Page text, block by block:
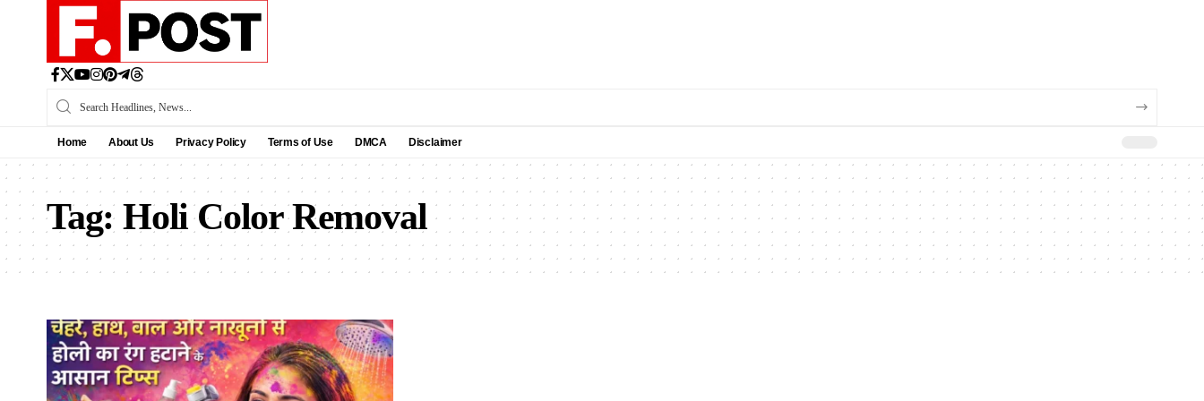
Home About Us Privacy Policy Terms of Use DMCA Disclaimer
Tag:Holi Color Removal